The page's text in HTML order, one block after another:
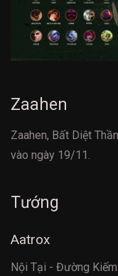
Zaahen
Zaahen, Bất Diệt
vào ngày 19/11.
Tướng
Aatrox
Nội Tại - Đường